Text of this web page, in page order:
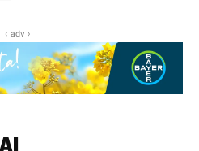
‹ adv ›